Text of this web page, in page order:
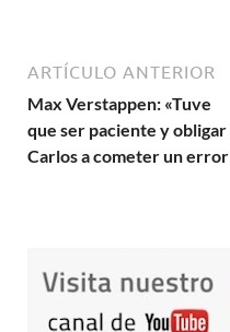
ARTÍCULO ANTERIOR
Max Verstappen: «Tuve
que ser paciente y obligar
Carlos a cometer un